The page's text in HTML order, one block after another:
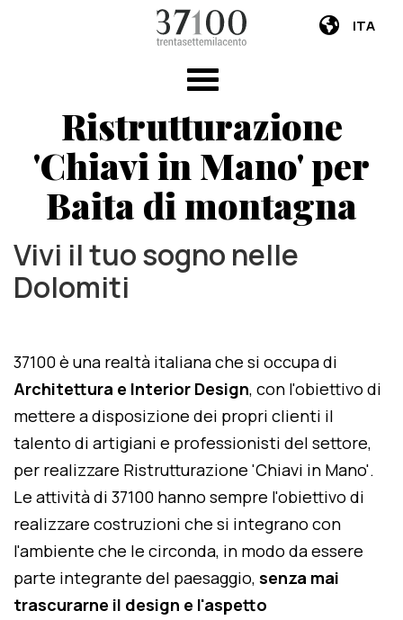
ITA
Ristrutturazione
'Chiavi in Mano' per
Baita di montagna
Vivi il tuo sogno nelle
Dolomiti
37100 è una realtà italiana che si occupa di
Architettura e Interior Design, con l'obiettivo di
mettere a disposizione dei propri clienti il
talento di artigiani e professionisti del settore,
per realizzare Ristrutturazione 'Chiavi in Mano'.
Le attività di 37100 hanno sempre l'obiettivo di
realizzare costruzioni che si integrano con
l'ambiente che le circonda, in modo da essere
parte integrante del paesaggio, senza mai
trascurarne il design e l'aspetto